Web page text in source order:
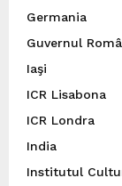
Germania
Guvernul
Iaşi
ICR Lisabona
ICR Londra
India
Institutul